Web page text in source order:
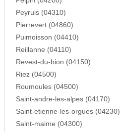
Peyruis (04310)
Pierrevert (04860)
Puimoisson (04410)
Reillanne (04110)
Revest-du-bion (04150)
Riez (04500)
Roumoules (04500)
Saint-andre-les-alpes (04170)
Saint-etienne-les-orgues (04230)
Saint-maime (04300)